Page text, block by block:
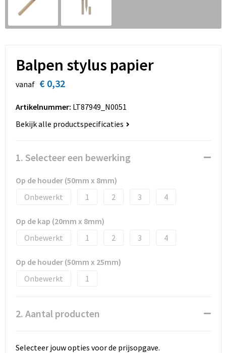
Sinterklaas
Sleutelhangers en Lanyards
Spellen voor binnen en buiten
Sport
Veiligheid, Auto en Fiets
Vrije tijd en Strand
Waterflesjes
Themapakketten
Overhemden
Strandtassen
Toilettassen
Accessoires voor tassen
Schoenentassen
Golftassen
Matrozentassen
Collegetassen
Draagtassen
Promotietassen
Fietstassen
Balpen stylus papier
vanaf € 0,32
Artikelnummer: LT87949_N0051
Bekijk alle productspecificaties
1. Selecteer een bewerking
Op de houder (50mm x 8mm)
Onbewerkt
1 2 3 4
Op de kap (20mm x 8mm)
Onbewerkt
1 2 3 4
Op de houder (50mm x 25mm)
Onbewerkt
1
2. Aantal producten
Selecteer jouw opties voor de prijsopgave.